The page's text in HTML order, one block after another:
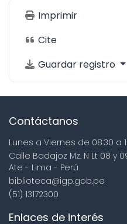
Imprimir
Cite
Guardar registro
Contáctanos
Lunes a Viernes de 08:30 a
Calle Badajoz Mz. Ñ Lt 08 y
Ate - Lima - Perú
biblioteca@igp.gob.pe
(51) 13172300
Enlaces de interés